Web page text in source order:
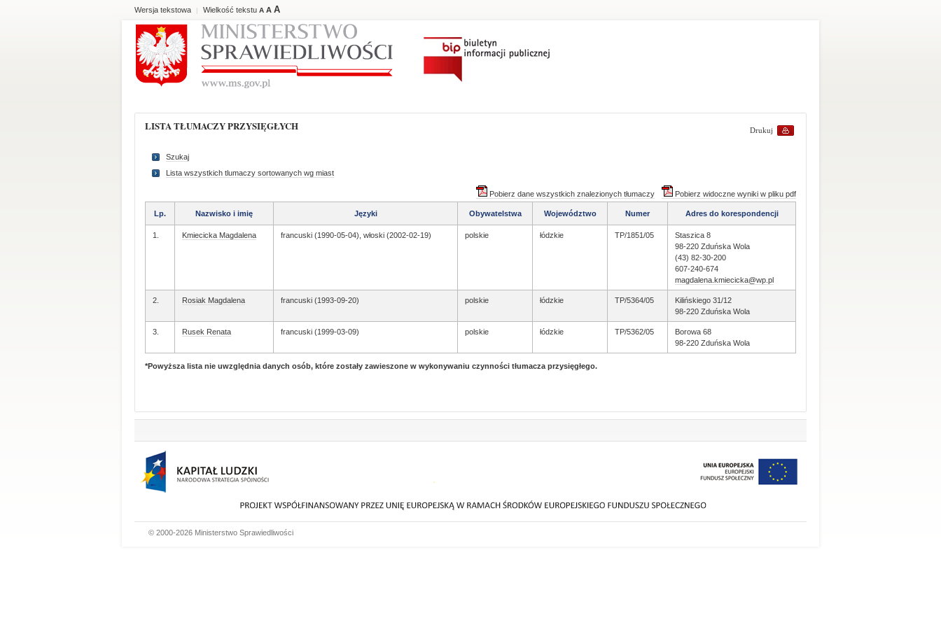
Wersja tekstowa | Wielkość tekstu A A A
Drukuj
LISTA TŁUMACZY PRZYSIĘGŁYCH
Szukaj
Lista wszystkich tlumaczy sortowanych wg miast
Pobierz widoczne wyniki w pliku pdf
Pobierz dane wszystkich znalezionych tłumaczy
Lp. Nazwisko i imię Języki Obywatelstwa Województwo Numer Adres do korespondencji
1. Kmiecicka Magdalena francuski (1990-05-04), włoski (2002-02-19) polskie łódzkie TP/1851/05
Staszica 8
98-220 Zduńska Wola
(43) 82-30-200
607-240-674
magdalena.kmiecicka@wp.pl
2. Rosiak Magdalena francuski (1993-09-20) polskie łódzkie TP/5364/05
Kilińskiego 31/12
98-220 Zduńska Wola
3. Rusek Renata francuski (1999-03-09) polskie łódzkie TP/5362/05
Borowa 68
98-220 Zduńska Wola
*Powyższa lista nie uwzględnia danych osób, które zostały zawieszone w wykonywaniu czynności tłumacza przysięgłego.
© 2000-2026 Ministerstwo Sprawiedliwości